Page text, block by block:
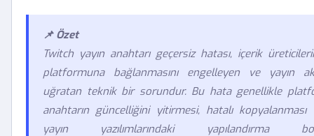
📌 Özet
Twitch yayın anahtarı geçersiz hatası, içerik
platformuna bağlanmasını engelleyen ve yayın
uğratan teknik bir sorundur. Bu hata genellikle
anahtarın güncelliğini yitirmesi, hatalı
yayın yazılımlarındaki yapılandırma